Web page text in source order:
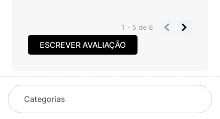
1 - 5de 8
ESCREVER AVALIAÇÃO
Categorias